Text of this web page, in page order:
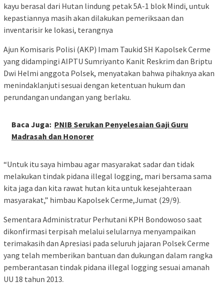
kayu berasal dari Hutan lindung petak 5A-1 blok Mindi, untuk
kepastiannya masih akan dilakukan pemeriksaan dan
inventarisir ke lokasi, terangnya
Ajun Komisaris Polisi (AKP) Imam Taukid SH Kapolsek Cerme
yang didampingi AIPTU Sumriyanto Kanit Reskrim dan Briptu
Dwi Helmi anggota Polsek, menyatakan bahwa pihaknya akan
menindaklanjuti sesuai dengan ketentuan hukum dan
perundangan undangan yang berlaku.
Baca Juga: PNIB Serukan Penyelesaian Gaji Guru
Madrasah dan Honorer
“Untuk itu saya himbau agar masyarakat sadar dan tidak
melakukan tindak pidana illegal logging, mari bersama sama
kita jaga dan kita rawat hutan kita untuk kesejahteraan
masyarakat,” himbau Kapolsek Cerme,Jumat (29/9).
Sementara Administratur Perhutani KPH Bondowoso saat
dikonfirmasi terpisah melalui selularnya menyampaikan
terimakasih dan Apresiasi pada seluruh jajaran Polsek Cerme
yang telah memberikan bantuan dan dukungan dalam rangka
pemberantasan tindak pidana illegal logging sesuai amanah
UU 18 tahun 2013.